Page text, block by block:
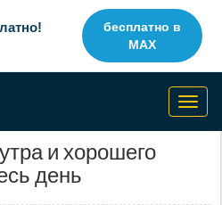
бесплатно в
MAX
и хорошего
день